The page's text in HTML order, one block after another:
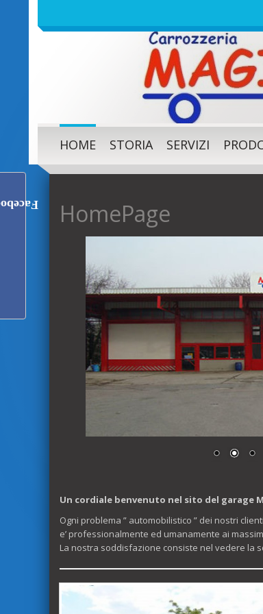
HOME STORIA SERVIZI
HomePage
Un cordiale benvenuto nel sito del garage
Ogni problema ” automobilistico ” dei nostri
e’ professionalmente ed umanamente ai
La nostra soddisfazione consiste nel vedere la